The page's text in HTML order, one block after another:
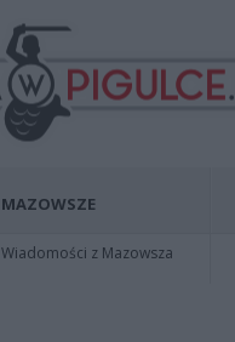
MAZOWSZE
Wiadomości z Mazowsza